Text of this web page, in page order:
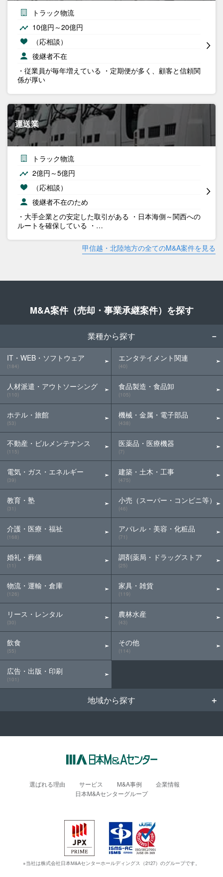
トラック物流
10億円～20億円
（応相談）
後継者不在
・従業員が毎年増えている ・定期便が多く、顧客と信頼関
係が厚い
運送業
トラック物流
2億円～5億円
（応相談）
後継者不在のため
・大手企業との安定した取引がある ・日本海側～関西への
ルートを確保している ・…
甲信越・北陸地方の全てのM&A案件を見る
M&A案件（売却・事業承継案件）を探す
業種から探す
IT・WEB・ソフトウェア
(184)
人材派遣・アウトソーシング
(110)
ホテル・旅館
(53)
不動産・ビルメンテナンス
(115)
電気・ガス・エネルギー
(39)
教育・塾
(31)
介護・医療・福祉
(168)
婚礼・葬儀
(11)
物流・運輸・倉庫
(126)
リース・レンタル
(30)
飲食
(55)
広告・出版・印刷
(101)
エンタテイメント関連
(40)
食品製造・食品卸
(105)
機械・金属・電子部品
(438)
医薬品・医療機器
(7)
建築・土木・工事
(475)
小売（スーパー・コンビニ等）
(46)
アパレル・美容・化粧品
(71)
調剤薬局・ドラッグストア
(25)
家具・雑貨
(119)
農林水産
(43)
その他
(114)
地域から探す
選ばれる理由 サービス M&A事例
企業情報
日本M&Aセンターグループ
※当社は株式会社日本M&Aセンターホールディングス（2127）のグループです。